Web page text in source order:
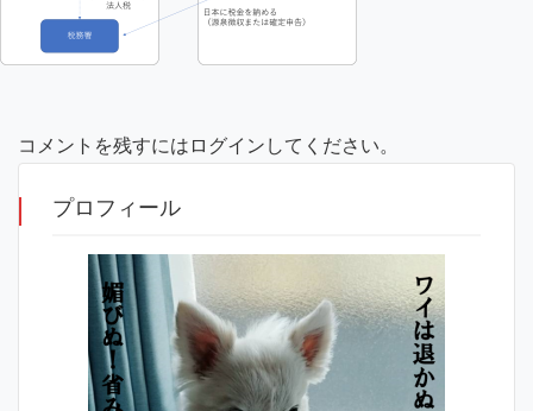
コメントを残すにはログインしてください。
プロフィール